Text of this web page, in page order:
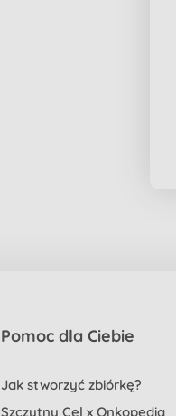
Pomoc dla Ciebie
Jak stworzyć zbiórkę?
Szczytny Cel x Onkopedia